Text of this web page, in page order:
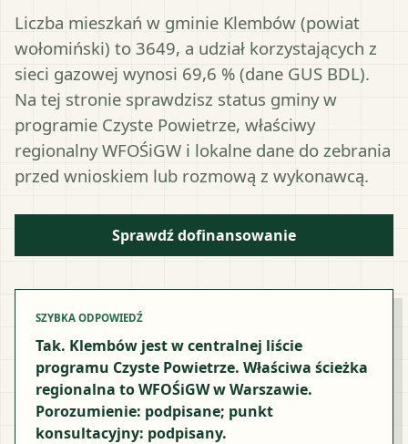
Liczba mieszkań w gminie Klembów (powiat
wołomiński) to 3649, a udział korzystających z
sieci gazowej wynosi 69,6 % (dane GUS BDL).
Na tej stronie sprawdzisz status gminy w
programie Czyste Powietrze, właściwy
regionalny WFOŚiGW i lokalne dane do zebrania
przed wnioskiem lub rozmową z wykonawcą.
Sprawdź dofinansowanie
SZYBKA ODPOWIEDŹ
Tak. Klembów jest w centralnej liście
programu Czyste Powietrze. Właściwa ścieżka
regionalna to WFOŚiGW w Warszawie.
Porozumienie: podpisane; punkt
konsultacyjny: podpisany.